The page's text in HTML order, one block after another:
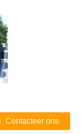
Contacteer ons